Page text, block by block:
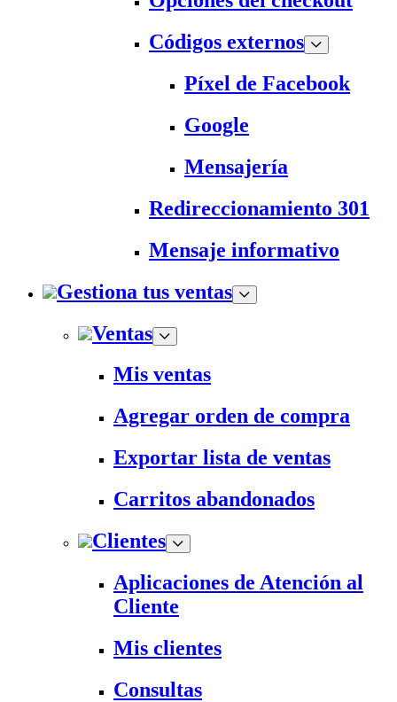
Códigos externos
Píxel de Facebook
Google
Mensajería
Redireccionamiento 301
Mensaje informativo
Gestiona tus ventas
Ventas
Mis ventas
Agregar orden de compra
Exportar lista de ventas
Carritos abandonados
Clientes
Aplicaciones de Atención al
Cliente
Mis clientes
Consultas